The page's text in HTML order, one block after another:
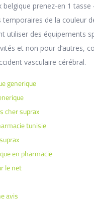
belgique prenez-en 1 tasse
de la couleur
utiliser des équipements
et non pour d’autres,
vasculaire cérébral.
generique
cher suprax
tunisie
en pharmacie
le net
avis